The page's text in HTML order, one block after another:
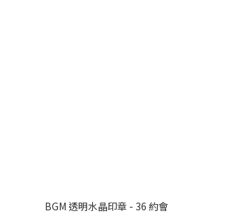
BGM 透明水晶印章 - 36 約會